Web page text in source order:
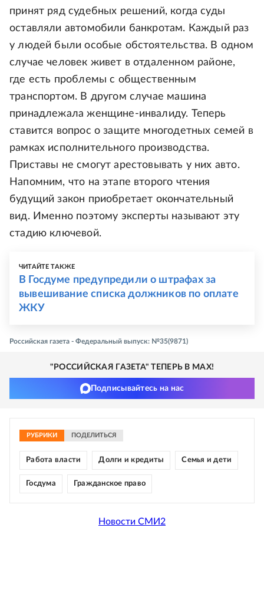
принят ряд судебных решений, когда суды
оставляли автомобили банкротам. Каждый раз
у людей были особые обстоятельства. В одном
случае человек живет в отдаленном районе,
где есть проблемы с общественным
транспортом. В другом случае машина
принадлежала женщине-инвалиду. Теперь
ставится вопрос о защите многодетных семей в
рамках исполнительного производства.
Приставы не смогут арестовывать у них авто.
Напомним, что на этапе второго чтения
будущий закон приобретает окончательный
вид. Именно поэтому эксперты называют эту
стадию ключевой.
ЧИТАЙТЕ ТАКЖЕ
В Госдуме предупредили о штрафах за
вывешивание списка должников по оплате
ЖКУ
Российская газета - Федеральный выпуск: №35(9871)
"РОССИЙСКАЯ ГАЗЕТА" ТЕПЕРЬ В MAX!
Подписывайтесь на нас
РУБРИКИ ПОДЕЛИТЬСЯ
Работа власти Долги и кредиты Семья и дети
Госдума Гражданское право
Новости СМИ2